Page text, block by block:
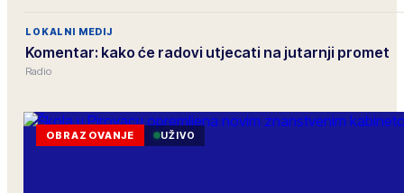
LOKALNI MEDIJ
Komentar: kako će radovi utjecati na jutarnji promet
Radio
OBRAZOVANJE UŽIVO